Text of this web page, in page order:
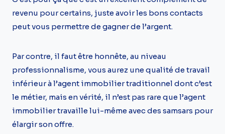
revenu pour certains, juste avoir les bons contacts
peut vous permettre de gagner de l’argent.
Par contre, il faut être honnête, au niveau
professionnalisme, vous aurez une qualité de travail
inférieur à l’agent immobilier traditionnel dont c’est
le métier, mais en vérité, il n’est pas rare que l’agent
immobilier travaille lui-même avec des samsars pour
élargir son offre.